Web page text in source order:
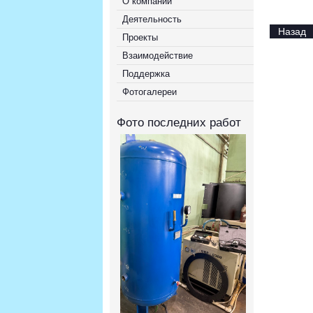
Деятельность
Проекты
Взаимодействие
Поддержка
Фотогалереи
Фото последних работ
Назад